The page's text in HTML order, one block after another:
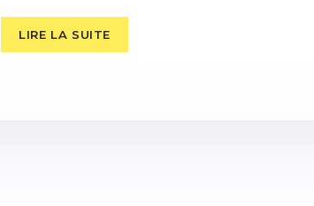
LIRE LA SUITE